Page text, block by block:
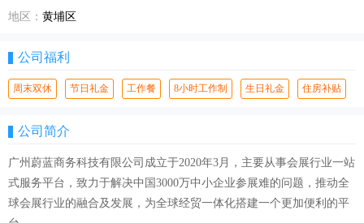
地区： 黄埔区
公司福利
周末双休 节日礼金 工作餐 8小时工作制 生日礼金 住房补贴
公司简介
广州蔚蓝商务科技有限公司成立于2020年3月，主要从事会展行业一站
式服务平台，致力于解决中国3000万中小企业参展难的问题，推动全
球会展行业的融合及发展，为全球经贸一体化搭建一个更加便利的平